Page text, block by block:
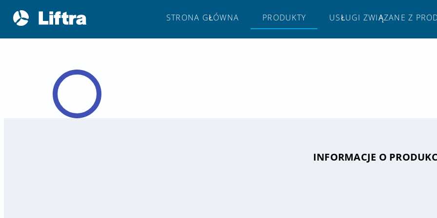
STRONA GŁÓWNA PRODUKTY USŁUGI ZWIĄZANE Z
INFORMACJE O